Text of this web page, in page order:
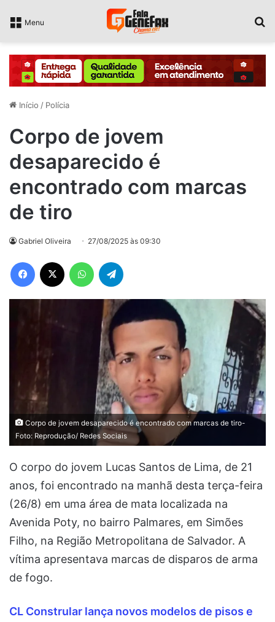
Menu
Início / Polícia
Corpo de jovem
desaparecido é
encontrado com marcas
de tiro
Gabriel Oliveira 27/08/2025 às 09:30
Facebook WhatsApp
Corpo de jovem desaparecido é encontrado com marcas de tiro-
Foto: Reprodução/ Redes Sociais
O corpo do jovem Lucas Santos de Lima, de 21
anos, foi encontrado na manhã desta terça-feira
(26/8) em uma área de mata localizada na
Avenida Poty, no bairro Palmares, em Simões
Filho, na Região Metropolitana de Salvador. A
vítima apresentava marcas de disparos de arma
de fogo.
CL Constrular lança novos modelos de pisos e